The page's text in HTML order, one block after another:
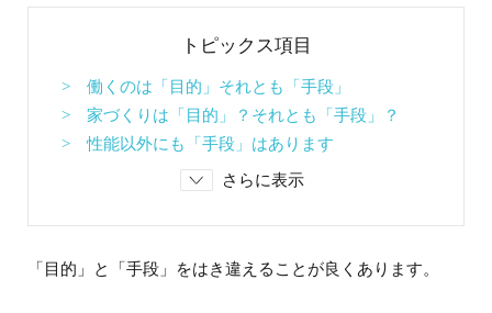
トピックス項目
> 働くのは「目的」それとも「手段」
> 家づくりは「目的」？それとも「手段」？
> 性能以外にも「手段」はあります
さらに表示
「目的」と「手段」をはき違えることが良くあります。